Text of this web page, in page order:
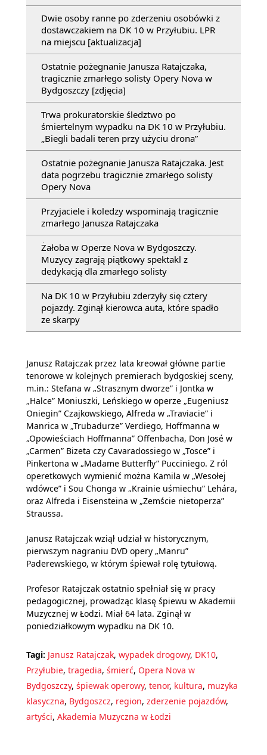
Dwie osoby ranne po zderzeniu osobówki z
dostawczakiem na DK 10 w Przyłubiu. LPR
na miejscu [aktualizacja]
Ostatnie pożegnanie Janusza Ratajczaka,
tragicznie zmarłego solisty Opery Nova w
Bydgoszczy [zdjęcia]
Trwa prokuratorskie śledztwo po
śmiertelnym wypadku na DK 10 w Przyłubiu.
„Biegli badali teren przy użyciu drona”
Ostatnie pożegnanie Janusza Ratajczaka. Jest
data pogrzebu tragicznie zmarłego solisty
Opery Nova
Przyjaciele i koledzy wspominają tragicznie
zmarłego Janusza Ratajczaka
Żałoba w Operze Nova w Bydgoszczy.
Muzycy zagrają piątkowy spektakl z
dedykacją dla zmarłego solisty
Na DK 10 w Przyłubiu zderzyły się cztery
pojazdy. Zginął kierowca auta, które spadło
ze skarpy
Janusz Ratajczak przez lata kreował główne partie
tenorowe w kolejnych premierach bydgoskiej sceny,
m.in.: Stefana w „Strasznym dworze” i Jontka w
„Halce” Moniuszki, Leńskiego w operze „Eugeniusz
Oniegin” Czajkowskiego, Alfreda w „Traviacie” i
Manrica w „Trubadurze” Verdiego, Hoffmanna w
„Opowieściach Hoffmanna” Offenbacha, Don José w
„Carmen” Bizeta czy Cavaradossiego w „Tosce” i
Pinkertona w „Madame Butterfly” Pucciniego. Z ról
operetkowych wymienić można Kamila w „Wesołej
wdówce” i Sou Chonga w „Krainie uśmiechu” Lehára,
oraz Alfreda i Eisensteina w „Zemście nietoperza”
Straussa.
Janusz Ratajczak wziął udział w historycznym,
pierwszym nagraniu DVD opery „Manru”
Paderewskiego, w którym śpiewał rolę tytułową.
Profesor Ratajczak ostatnio spełniał się w pracy
pedagogicznej, prowadząc klasę śpiewu w Akademii
Muzycznej w Łodzi. Miał 64 lata. Zginął w
poniedziałkowym wypadku na DK 10.
Tagi: Janusz Ratajczak, wypadek drogowy, DK10,
Przyłubie, tragedia, śmierć, Opera Nova w
Bydgoszczy, śpiewak operowy, tenor, kultura, muzyka
klasyczna, Bydgoszcz, region, zderzenie pojazdów,
artyści, Akademia Muzyczna w Łodzi